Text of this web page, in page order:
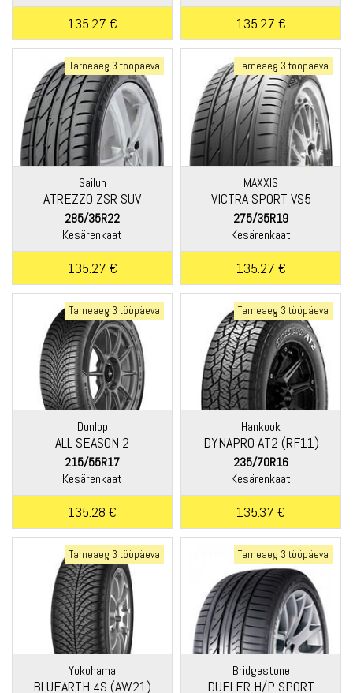
135.27 € 135.27 €
Tarneaeg 3 tööpäeva
Sailun
ATREZZO ZSR SUV
285/35R22
Kesärenkaat
135.27 €
Tarneaeg 3 tööpäeva
MAXXIS
VICTRA SPORT VS5
275/35R19
Kesärenkaat
135.27 €
Tarneaeg 3 tööpäeva
Dunlop
ALL SEASON 2
215/55R17
Kesärenkaat
135.28 €
Tarneaeg 3 tööpäeva
Hankook
DYNAPRO AT2 (RF11)
235/70R16
Kesärenkaat
135.37 €
Tarneaeg 3 tööpäeva
Yokohama
BLUEARTH 4S (AW21)
Tarneaeg 3 tööpäeva
Bridgestone
DUELER H/P SPORT